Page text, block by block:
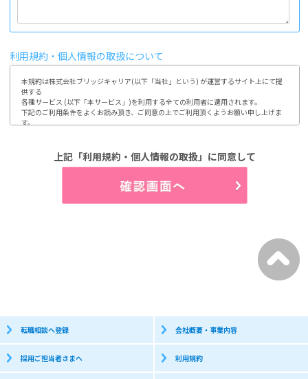
利用規約・個人情報の取扱について
本規約は株式会社ブリッジキャリア(以下「当社」という) が運営するサイト上にて提
供する
各種サービス (以下「本サービス」)を利用する全ての利用者に適用されます。
下記のご利用条件をよくお読み頂き、ご同意の上でご利用頂くようお願い申し上げま
す。
1.第1条 利用及び登録
利用登録やお申込みは、当社が定める方法によって行って頂きます。
又、登録情報に変更が発生した場合、速やかに登録内容を修正するものとします。
(1)開示などのご請求のお申し出先
2.第2条 個人情報の取り扱い
利用者は、当社のサービス利用にあたって以下の行為を行わないものとします。
(7)有害なコンピュータプログラム等を送信又は他者に提供する行為
(8)他者に対して、無断で広告、宣伝、勧誘などを行う行為
株式会社ブリッジキャリアは、利用者皆様の個人情報取り扱いについて、以下の通り
お知らせします。
上記「利用規約・個人情報の取扱」に同意して
転職相談へ登録 会社概要・事業内容
採用ご担当者さまへ 利用規約